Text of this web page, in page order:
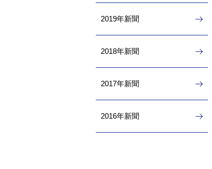
2019年新聞
2018年新聞
2017年新聞
2016年新聞